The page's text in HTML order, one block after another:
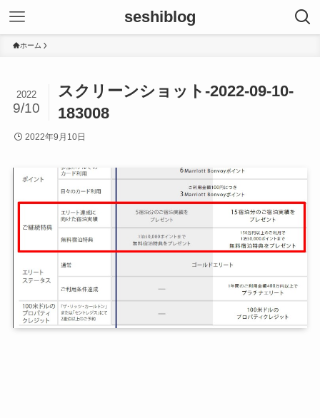
seshiblog
ホーム
スクリーンショット-2022-09-10-
183008
2022
9/10
2022年9月10日